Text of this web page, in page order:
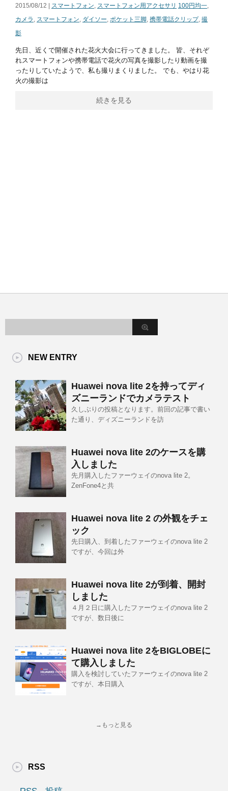
2015/08/12 | スマートフォン, スマートフォン用アクセサリ 100円均一,
カメラ , スマートフォン, ダイソー, ポケット三脚, 携帯電話クリップ, 撮
影
先日、近くで開催された花火大会に行ってきました。 皆、それぞ
れスマートフォンや携帯電話で花火の写真を撮影したり動画を撮
ったりしていたようで、私も撮りまくりました。 でも、やはり花
火の撮影は
続きを見る
NEW ENTRY
Huawei nova lite 2を持ってディ
ズニーランドでカメラテスト
久しぶりの投稿となります。前回の記事で書い
た通り、ディズニーランドを訪
Huawei nova lite 2のケースを購
入しました
先月購入したファーウェイのnova lite 2。
ZenFone4と共
Huawei nova lite 2 の外観をチェ
ック
先日購入、到着したファーウェイのnova lite 2
ですが、今回は外
Huawei nova lite 2が到着、開封
しました
４月２日に購入したファーウェイのnova lite 2
ですが、数日後に
Huawei nova lite 2をBIGLOBEに
て購入しました
購入を検討していたファーウェイのnova lite 2
ですが、本日購入
→もっと見る
RSS